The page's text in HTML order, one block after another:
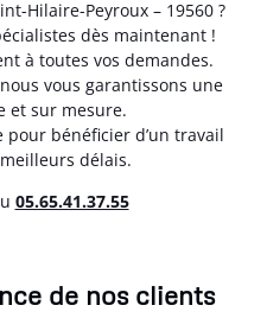
Hilaire-Peyroux – 19560 ?
dès maintenant !
à toutes vos demandes.
vous garantissons une
et sur mesure.
bénéficier d’un travail
délais.
05.65.41.37.55
de nos clients